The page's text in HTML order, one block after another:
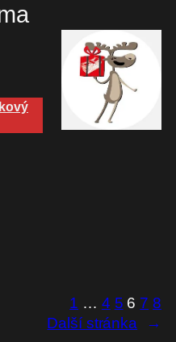
1 … 4 5 6 7 8
Další stránka
→